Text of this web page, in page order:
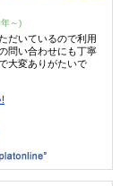
～)
だいているので利用
問い合わせにも丁寧
大変ありがたいで